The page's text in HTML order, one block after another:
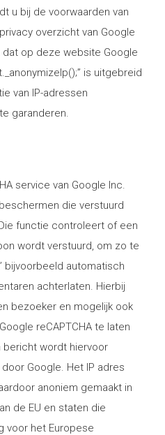
u bij de voorwaarden van
overzicht van Google
dat op deze website Google
is uitgebreid
van IP-adressen
garanderen.
service van Google Inc.
die verstuurd
functie controleert of een
wordt verstuurd, om zo te
bijvoorbeeld automatisch
achterlaten. Hierbij
bezoeker en mogelijk ook
reCAPTCHA te laten
bericht wordt hiervoor
Google. Het IP adres
anoniem gemaakt in
de EU en staten die
voor het Europese